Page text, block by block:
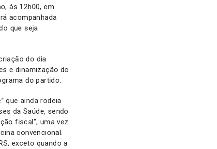
ás 12h00, em
acompanhada
que seja
do dia
e dinamização do
do partido.
que ainda rodeia
da Saúde, sendo
fiscal”, uma vez
convencional.
exceto quando a